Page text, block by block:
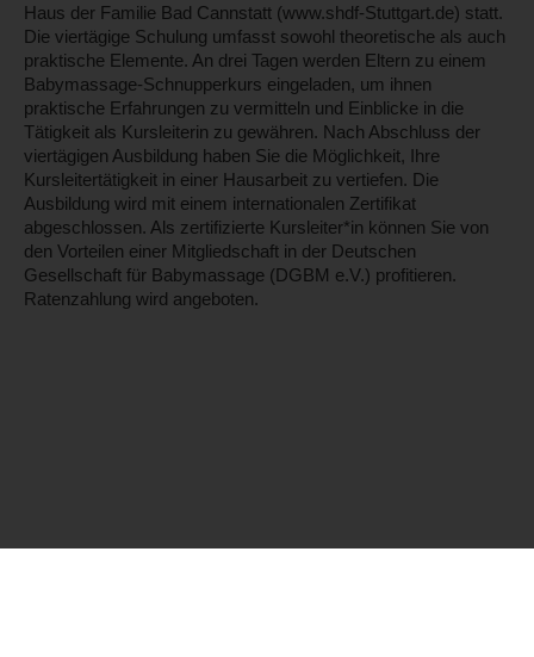
Haus der Familie Bad Cannstatt (www.shdf-Stuttgart.de) statt.
Die viertägige Schulung umfasst sowohl theoretische als auch
praktische Elemente. An drei Tagen werden Eltern zu einem
Babymassage-Schnupperkurs eingeladen, um ihnen
praktische Erfahrungen zu vermitteln und Einblicke in die
Tätigkeit als Kursleiterin zu gewähren. Nach Abschluss der
viertägigen Ausbildung haben Sie die Möglichkeit, Ihre
Kursleitertätigkeit in einer Hausarbeit zu vertiefen. Die
Ausbildung wird mit einem internationalen Zertifikat
abgeschlossen. Als zertifizierte Kursleiter*in können Sie von
den Vorteilen einer Mitgliedschaft in der Deutschen
Gesellschaft für Babymassage (DGBM e.V.) profitieren.
Ratenzahlung wird angeboten.